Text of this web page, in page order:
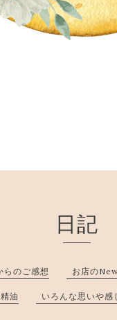
日記
らのご感想 お店の
精油 いろんな思いや感